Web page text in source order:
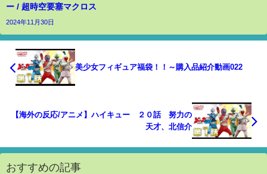
ー / 超時空要塞マクロス
2024年11月30日
美少女フィギュア福袋！！～購入品紹介動画022
【海外の反応/アニメ】ハイキュー ２０話 努力の
天才、北信介
おすすめの記事